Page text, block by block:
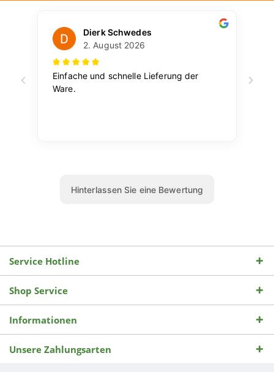
Service Hotline
Shop Service
Informationen
Unsere Zahlungsarten